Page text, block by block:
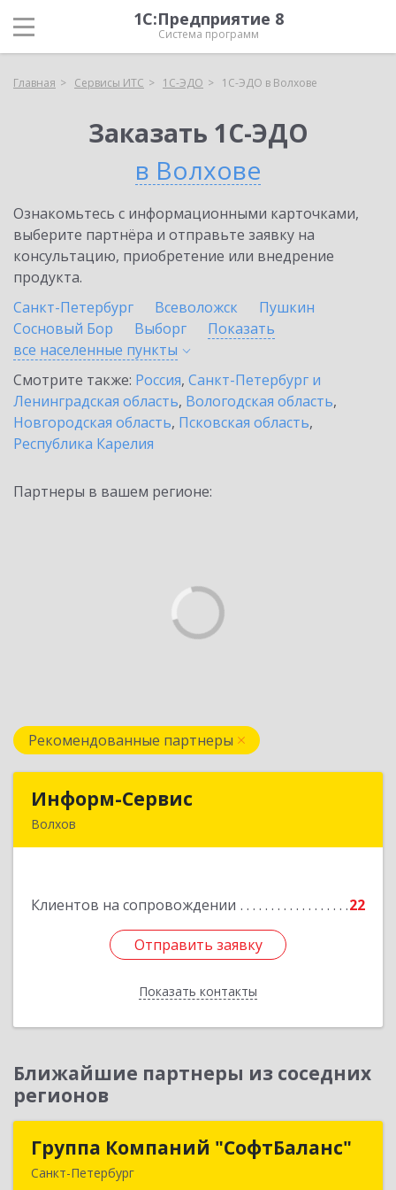
1С:Предприятие 8
Система программ
Главная Сервисы ИТС 1С-ЭДО 1С-ЭДО в Волхове
Заказать 1С-ЭДО
в Волхове
Ознакомьтесь с информационными карточками,
выберите партнёра и отправьте заявку на
консультацию, приобретение или внедрение
продукта.
Санкт-Петербург
Всеволожск
Пушкин
Сосновый Бор
Выборг
Показать
все населенные пункты
Смотрите также: Россия, Санкт-Петербург и
Ленинградская область, Вологодская область,
Новгородская область, Псковская область,
Республика Карелия
Партнеры в вашем регионе:
Рекомендованные партнеры
Информ-Сервис
Волхов
Клиентов на сопровождении 22
Отправить заявку
Показать контакты
Подробнее
Отправить заявку
Назад
Ближайшие партнеры из соседних
регионов
Группа Компаний "СофтБаланс"
Санкт-Петербург
Группа Компаний "СофтБаланс"